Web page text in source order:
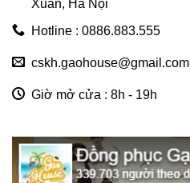
Xuân, Hà Nội
Hotline : 0886.883.555
cskh.gaohouse@gmail.com
Giờ mở cửa : 8h - 19h